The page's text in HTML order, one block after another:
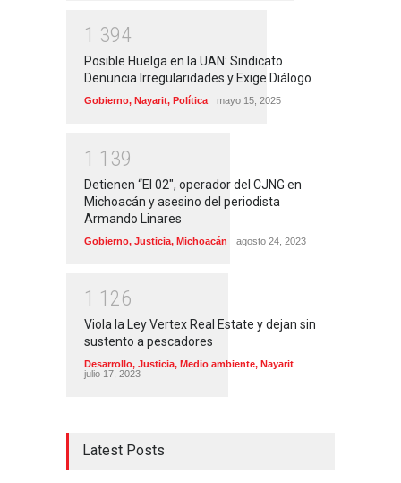
1 394
Posible Huelga en la UAN: Sindicato
Denuncia Irregularidades y Exige Diálogo
Gobierno, Nayarit, Política mayo 15, 2025
1 1 39
Detienen “El 02″, operador del CJNG en
Michoacán y asesino del periodista
Armando Linares
Gobierno, Justicia, Michoacán agosto 24, 2023
1 1 26
Viola la Ley Vertex Real Estate y dejan sin
sustento a pescadores
Desarrollo, Justicia, Medio ambiente, Nayarit
julio 17, 2023
Latest Posts